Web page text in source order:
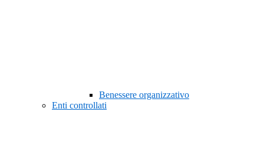
Benessere organizzativo
Enti controllati